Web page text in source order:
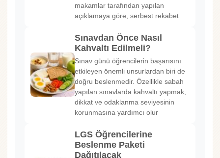
makamlar tarafından yapılan
açıklamaya göre, serbest rekabet
Sınavdan Önce Nasıl
Kahvaltı Edilmeli?
Sınav günü öğrencilerin başarısını
etkileyen önemli unsurlardan biri de
doğru beslenmedir. Özellikle sabah
yapılan sınavlarda kahvaltı yapmak,
dikkat ve odaklanma seviyesinin
korunmasına yardımcı olur
LGS Öğrencilerine
Beslenme Paketi
Dağıtılacak